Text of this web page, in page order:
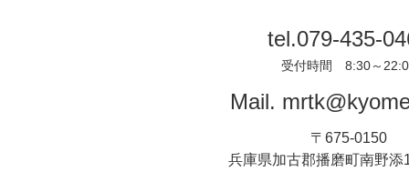
tel.079-435-
受付時間 8:30～
Mail.
〒675-0150
兵庫県加古郡播磨町南野添